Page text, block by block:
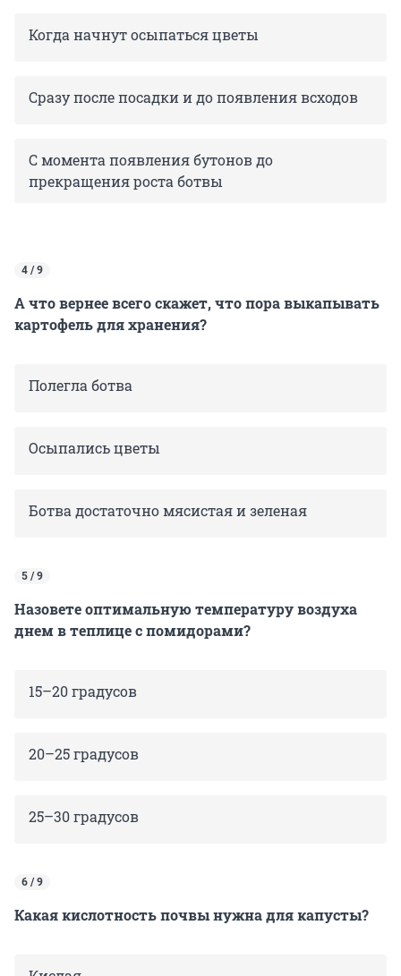
Когда начнут осыпаться цветы
Сразу после посадки и до появления всходов
С момента появления бутонов до
прекращения роста ботвы
4 / 9
А что вернее всего скажет, что пора выкапывать
картофель для хранения?
Полегла ботва
Осыпались цветы
Ботва достаточно мясистая и зеленая
5 / 9
Назовете оптимальную температуру воздуха
днем в теплице с помидорами?
15–20 градусов
20–25 градусов
25–30 градусов
6 / 9
Какая кислотность почвы нужна для капусты?